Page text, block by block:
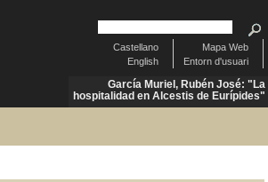
Mapa Web
Entorn d'usuari
Castellano
English
García Muriel, Rubén José: "La
hospitalidad en Alcestis de Eurípides"